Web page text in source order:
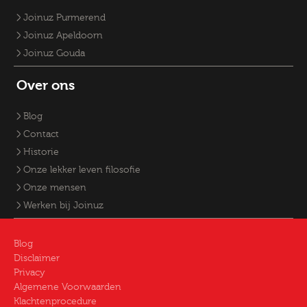
Joinuz Purmerend
Joinuz Apeldoorn
Joinuz Gouda
Over ons
Blog
Contact
Historie
Onze lekker leven filosofie
Onze mensen
Werken bij Joinuz
Blog
Disclaimer
Privacy
Algemene Voorwaarden
Klachtenprocedure